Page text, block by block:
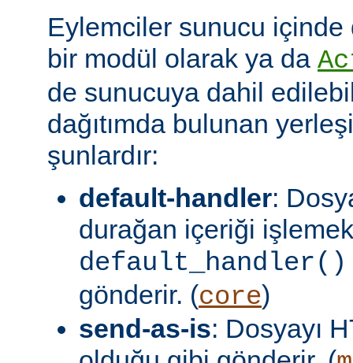
Eylemciler sunucu
bir modül olarak ya da
de sunucuya dahil
dağıtımda bulunan
şunlardır:
default-handler:
durağan içeriği
default_handler()
gönderir. (core)
send-as-is: Dosyayı